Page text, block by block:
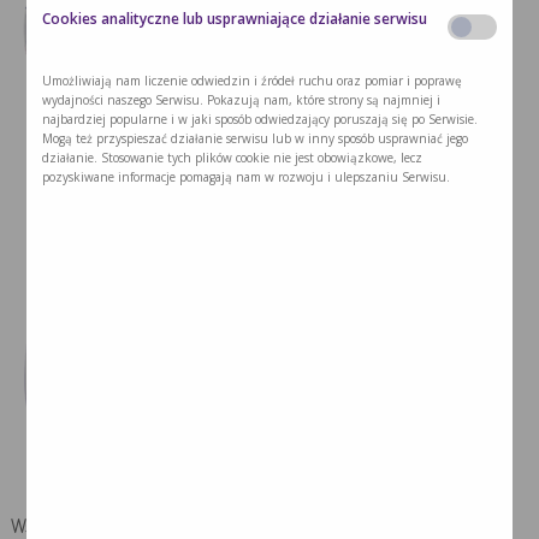
Wskazania | показання
Cookies analityczne lub usprawniające działanie serwisu
Umożliwiają nam liczenie odwiedzin i źródeł ruchu oraz pomiar i poprawę
wydajności naszego Serwisu. Pokazują nam, które strony są najmniej i
najbardziej popularne i w jaki sposób odwiedzający poruszają się po Serwisie.
Mogą też przyspieszać działanie serwisu lub w inny sposób usprawniać jego
działanie. Stosowanie tych plików cookie nie jest obowiązkowe, lecz
pozyskiwane informacje pomagają nam w rozwoju i ulepszaniu Serwisu.